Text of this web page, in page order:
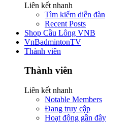
Liên kết nhanh
Tìm kiếm diễn đàn
Recent Posts
Shop Cầu Lông VNB
VnBadmintonTV
Thành viên
Thành viên
Liên kết nhanh
Notable Members
Đang truy cập
Hoạt động gần đây